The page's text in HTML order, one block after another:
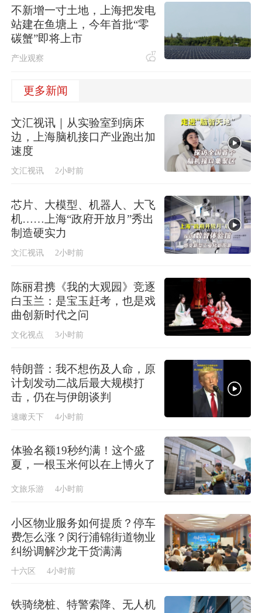
不新增一寸土地，上海把发电
站建在鱼塘上，今年首批“零
碳蟹”即将上市
产业观察 17
更多新闻
文汇视讯｜从实验室到病床
边，上海脑机接口产业跑出加
速度
文汇视讯 2小时前
芯片、大模型、机器人、大飞
机……上海“政府开放月”秀出
制造硬实力
文汇视讯 2小时前
陈丽君携《我的大观园》竞逐
白玉兰：是宝玉赶考，也是戏
曲创新时代之问
文化视点 3小时前
特朗普：我不想伤及人命，原
计划发动二战后最大规模打
击，仍在与伊朗谈判
速瞰天下 4小时前
体验名额19秒约满！这个盛
夏，一根玉米何以在上博火了
文旅乐游 4小时前
小区物业服务如何提质？停车
费怎么涨？闵行浦锦街道物业
纠纷调解沙龙干货满满
十六区 4小时前
铁骑绕桩、特警索降、无人机